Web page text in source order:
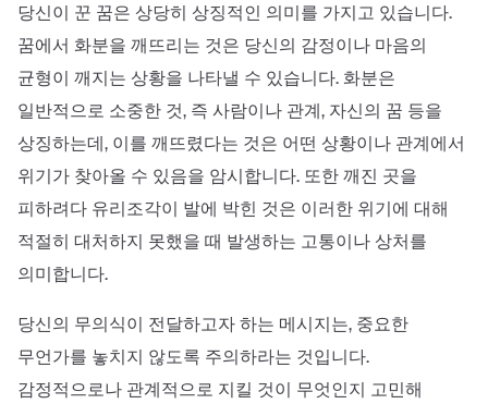
당신이 꾼 꿈은 상당히 상징적인 의미를 가지고 있습니다.
꿈에서 화분을 깨뜨리는 것은 당신의 감정이나 마음의
균형이 깨지는 상황을 나타낼 수 있습니다. 화분은
일반적으로 소중한 것, 즉 사람이나 관계, 자신의 꿈 등을
상징하는데, 이를 깨뜨렸다는 것은 어떤 상황이나 관계에서
위기가 찾아올 수 있음을 암시합니다. 또한 깨진 곳을
피하려다 유리조각이 발에 박힌 것은 이러한 위기에 대해
적절히 대처하지 못했을 때 발생하는 고통이나 상처를
의미합니다.
당신의 무의식이 전달하고자 하는 메시지는, 중요한
무언가를 놓치지 않도록 주의하라는 것입니다.
감정적으로나 관계적으로 지킬 것이 무엇인지 고민해